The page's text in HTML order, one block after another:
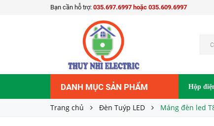
Bạn cần hỗ trợ: 035.697.6997 hoặc 035.609.6997
DANH MỤC SẢN PHẨM Hộp
Trang chủ Đèn Tuýp LED Máng đèn led
Máng đèn led T8 0.6M Kosoom MD-KS-0.6M
Giá bán: 33.000₫